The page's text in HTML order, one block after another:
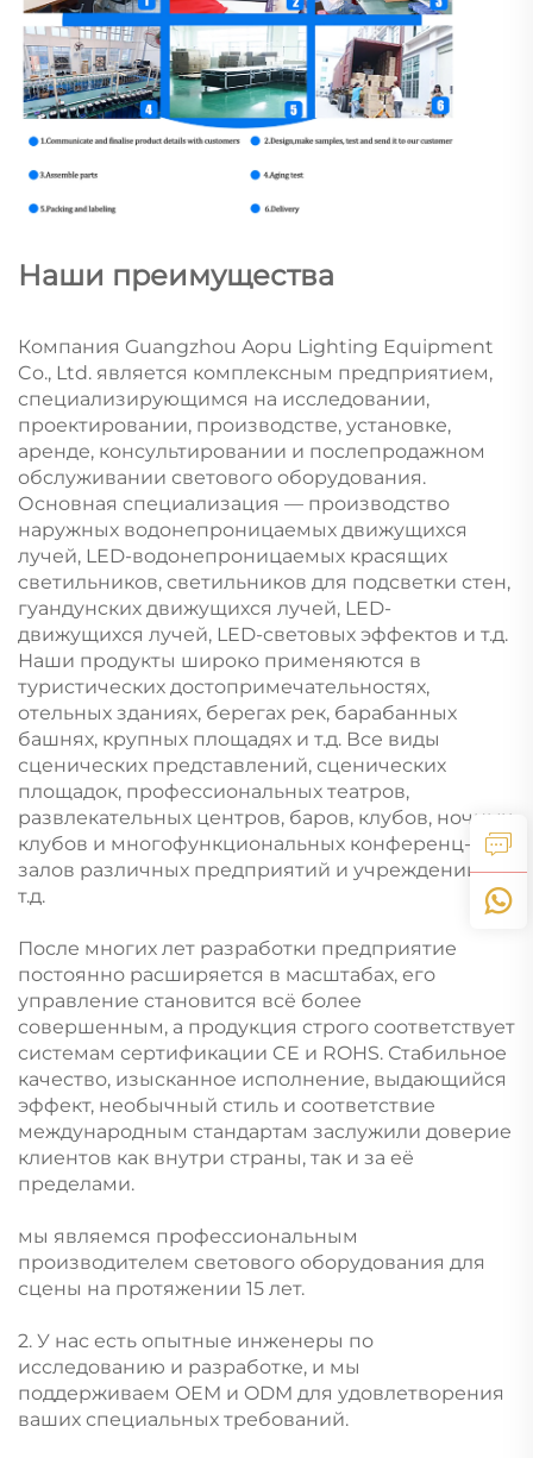
Наши преимущества
Компания Guangzhou Aopu Lighting Equipment
Co., Ltd. является комплексным предприятием,
специализирующимся на исследовании,
проектировании, производстве, установке,
аренде, консультировании и послепродажном
обслуживании светового оборудования.
Основная специализация — производство
наружных водонепроницаемых движущихся
лучей, LED-водонепроницаемых красящих
светильников, светильников для подсветки стен,
гуандунских движущихся лучей, LED-
движущихся лучей, LED-световых эффектов и т.д.
Наши продукты широко применяются в
туристических достопримечательностях,
отельных зданиях, берегах рек, барабанных
башнях, крупных площадях и т.д. Все виды
сценических представлений, сценических
площадок, профессиональных театров,
развлекательных центров, баров, клубов, ночных
клубов и многофункциональных конференц-
залов различных предприятий и учреждений и
т.д.
После многих лет разработки предприятие
постоянно расширяется в масштабах, его
управление становится всё более
совершенным, а продукция строго соответствует
системам сертификации CE и ROHS. Стабильное
качество, изысканное исполнение, выдающийся
эффект, необычный стиль и соответствие
международным стандартам заслужили доверие
клиентов как внутри страны, так и за её
пределами.
мы являемся профессиональным
производителем светового оборудования для
сцены на протяжении 15 лет.
2. У нас есть опытные инженеры по
исследованию и разработке, и мы
поддерживаем OEM и ODM для удовлетворения
ваших специальных требований.